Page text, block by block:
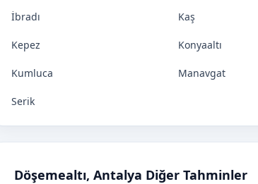
İbradı Kaş
Kepez Konyaaltı
Kumluca Manavgat
Serik
Döşemealtı, Antalya Diğer Tahminler